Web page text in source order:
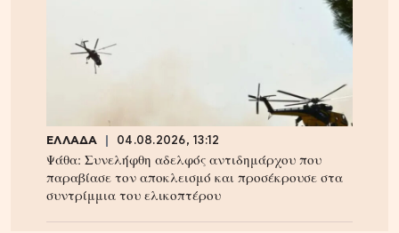
ΕΛΛΑΔΑ 04.08.2026, 13:12
Ψάθα: Συνελήφθη αδελφός αντιδημάρχου που
παραβίασε τον αποκλεισμό και προσέκρουσε στα
συντρίμμια του ελικοπτέρου